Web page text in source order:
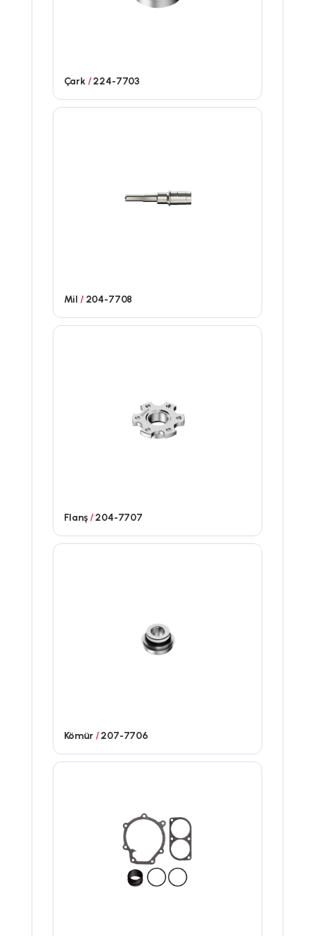
Çark /224-7703
Mil /204-7708
Flanş/204-7707
Kömür/207-7706